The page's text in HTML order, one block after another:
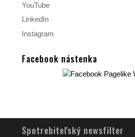
YouTube
LinkedIn
Instagram
Facebook nástenka
Spotrebiteľský newsfilter